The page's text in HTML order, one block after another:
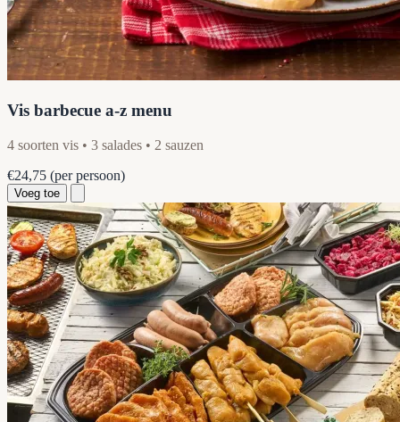
Vis barbecue a-z menu
4 soorten vis • 3 salades • 2 sauzen
€24,75 (per persoon)
Voeg toe